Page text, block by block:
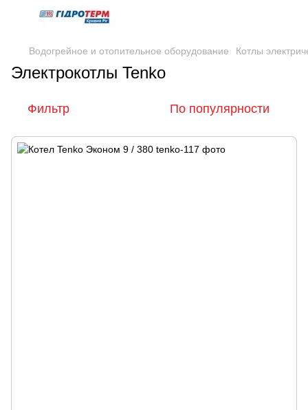
Водогрейное и отопительное оборудование Котлы
Электрокотлы Tenko
Фильтр По популярности